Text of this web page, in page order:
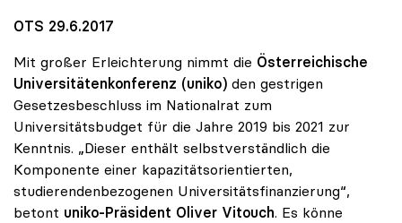
OTS 29.6.2017
Mit großer Erleichterung nimmt die Österreichische
Universitätenkonferenz (uniko) den gestrigen
Gesetzesbeschluss im Nationalrat zum
Universitätsbudget für die Jahre 2019 bis 2021 zur
Kenntnis. „Dieser enthält selbstverständlich die
Komponente einer kapazitätsorientierten,
studierendenbezogenen Universitätsfinanzierung“,
betont uniko-Präsident Oliver Vitouch. Es könne